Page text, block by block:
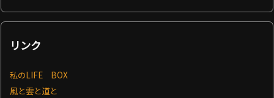
リンク
私のLIFE BOX
風と雲と道と